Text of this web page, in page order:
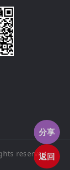
分享
返回
reserved